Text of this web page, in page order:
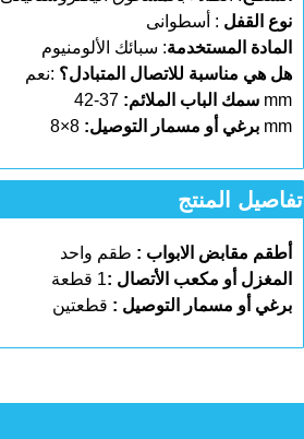
نوع القفل : أسطوانى
المادة المستخدمة: سبائك الألومنيوم
هل هي مناسبة للاتصال المتبادل؟ :نعم
سمك الباب الملائم:
37-42 mm
برغي أو مسمار التوصيل: 8×8 mm
تفاصيل المنتج
أطقم مقابض الابواب : طقم واحد
المغزل أو مكعب الأتصال :1 قطعة
برغي أو مسمار التوصيل : قطعتين